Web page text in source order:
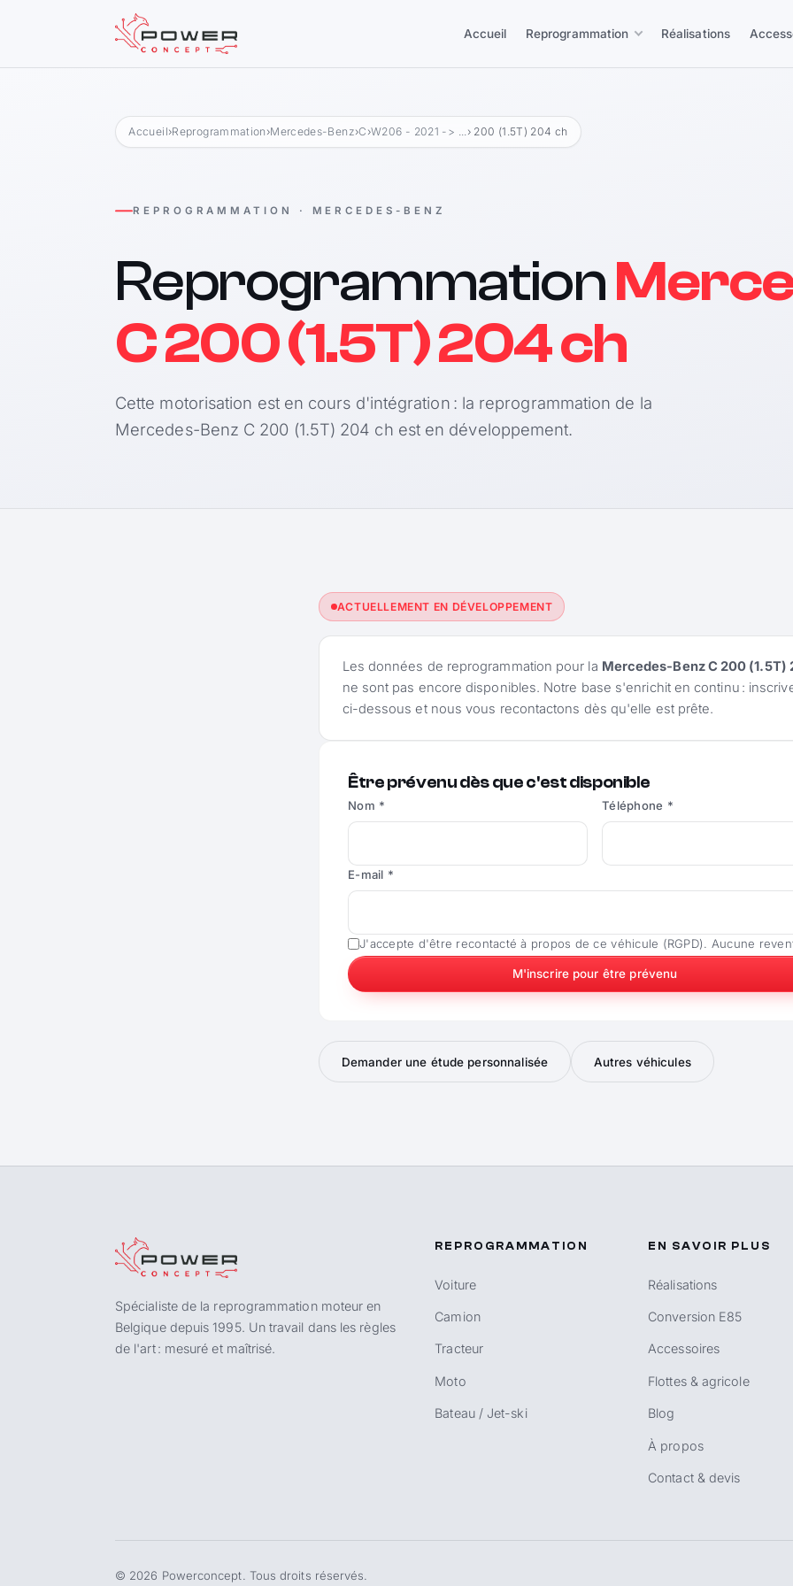
Accueil Reprogrammation Réalisations
Accueil›Reprogrammation ›Mercedes-Benz›C ›W206 - 2021 -> ...› 200 (1.5T) 204 ch
REPROGRAMMATION · MERCEDES-BENZ
Reprogrammation
C 200 (1.5T) 204 ch
Cette motorisation est en cours d'intégration : la reprogrammation de la
Mercedes-Benz C 200 (1.5T) 204 ch est en développement.
ACTUELLEMENT EN DÉVELOPPEMENT
Les données de reprogrammation pour la Mercedes-Benz C 200 (1.5T)
ne sont pas encore disponibles. Notre base s'enrichit en continu :
ci-dessous et nous vous recontactons dès qu'elle est prête.
Être prévenu dès que c'est disponible
Nom * Téléphone *
E-mail *
J'accepte d'être recontacté à propos de ce véhicule (RGPD). Aucune
M'inscrire pour être prévenu
Demander une étude personnalisée Autres véhicules
Spécialiste de la reprogrammation moteur en
Belgique depuis 1995. Un travail dans les règles
de l'art : mesuré et maîtrisé.
REPROGRAMMATION
Voiture
Camion
Tracteur
Moto
Bateau / Jet-ski
EN SAVOIR PLUS
Réalisations
Conversion E85
Accessoires
Flottes & agricole
Blog
À propos
Contact & devis
© 2026 Powerconcept. Tous droits réservés.